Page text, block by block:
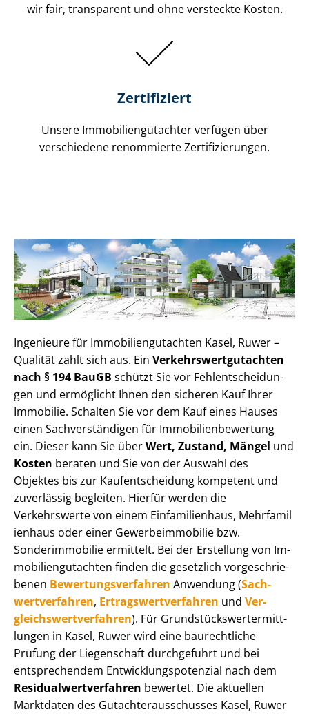
wir fair, transparent und ohne versteckte Kosten.
Zertifiziert
Unsere Immobilien­gutachter verfügen über
verschiedene renommierte Zer­ti­fi­zie­run­gen.
Ingenieure für Im­mo­bi­li­en­gut­ach­ten Kasel, Ruwer –
Qualität zahlt sich aus. Ein Ver­kehrs­wert­gut­ach­ten
nach § 194 BauGB schützt Sie vor Fehl­ent­schei­dun­
gen und ermöglicht Ihnen den sicheren Kauf Ihrer
Immobilie. Schalten Sie vor dem Kauf eines Hauses
einen Sach­ver­stän­di­gen für Im­mo­bi­li­en­be­wer­tung
ein. Dieser kann Sie überWert, Zustand, Mängel und
Kosten beraten und Sie von der Auswahl des
Objektes bis zur Kauf­ent­schei­dung kompetent und
zuverlässig begleiten. Hierfür werden die
Verkehrswerte von einem Einfamilienhaus, Mehr­fa­mi­l
i­en­haus oder einer Ge­wer­be­im­mo­bi­lie bzw.
Sonderimmobilie ermittelt. Bei der Erstellung von Im­
mo­bi­li­en­gut­ach­ten finden die gesetzlich vor­ge­schrie­
be­nen Be­wer­tungs­ver­fah­ren Anwendung (Sach­
wert­ver­fah­ren, Er­trags­wert­ver­fah­ren und Ver­
gleichs­wert­ver­fah­ren). Für Grund­stücks­wert­ermitt­
lun­gen in Kasel, Ruwer wird eine baurechtliche
Prüfung der Liegenschaft durchgeführt und bei
entsprechendem Ent­wick­lungs­po­ten­zi­al nach dem
Re­si­du­al­wert­ver­fah­ren bewertet. Die aktuellen
Marktdaten des Gut­ach­ter­aus­schus­ses Kasel, Ruwer